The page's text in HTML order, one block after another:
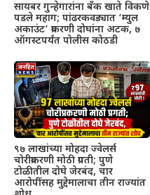
सायबर गुन्हेगारांना बँक खाते विकणे
पडले महाग; पांढरकवड्यात ‘म्युल
अकाउंट’ प्रकरणी दोघांना अटक, ७
ऑगस्टपर्यंत पोलीस कोठडी
९७ लाखांच्या मोहदा ज्वेलर्स
चोरीप्रकरणी मोठी प्रगती; पुणे
टोळीतील दोघे जेरबंद, चार
आरोपींसह मुद्देमालाचा तीन राज्यांत